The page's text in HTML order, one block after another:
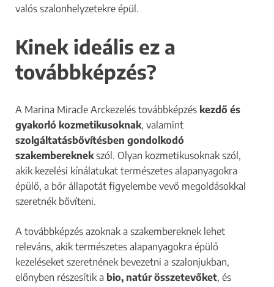
valós szalonhelyzetekre épül.
Kinek ideális ez a
továbbképzés?
A Marina Miracle Arckezelés továbbképzés kezdő és
gyakorló kozmetikusoknak, valamint
szolgáltatásbővítésben gondolkodó
szakembereknekszól. Olyan kozmetikusoknak szól,
akik kezelési kínálatukat természetes alapanyagokra
épülő, a bőr állapotát figyelembe vevő megoldásokkal
szeretnék bővíteni.
A továbbképzés azoknak a szakembereknek lehet
releváns, akik természetes alapanyagokra épülő
kezeléseket szeretnének bevezetni a szalonjukban,
előnyben részesítik a bio, natúr összetevőket, és